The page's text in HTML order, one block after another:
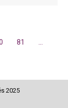
81
…
2025